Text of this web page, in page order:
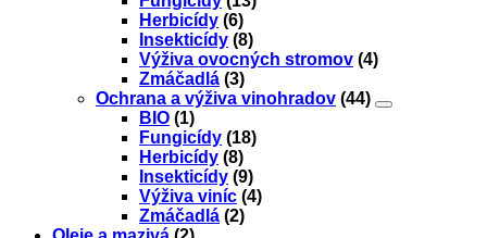
Herbicídy (6)
Insekticídy (8)
Výživa ovocných stromov (4)
Zmáčadlá (3)
Ochrana a výživa vinohradov (44)
BIO (1)
Fungicídy (18)
Herbicídy (8)
Insekticídy (9)
Výživa viníc (4)
Zmáčadlá (2)